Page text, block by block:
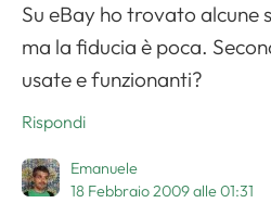
Su eBay ho trovato alcune
ma la fiducia è poca.
usate e funzionanti?
Rispondi
Emanuele
18 Febbraio 2009 alle 01:31